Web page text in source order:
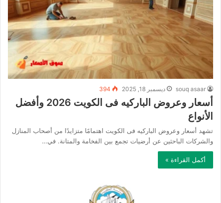
souq asaar ديسمبر 18, 2025 394
أسعار وعروض الباركيه فى الكويت 2026 وأفضل
الأنواع
تشهد أسعار وعروض الباركيه فى الكويت اهتمامًا متزايدًا من أصحاب المنازل
والشركات الباحثين عن أرضيات تجمع بين الفخامة والمتانة. في…
أكمل القراءة »